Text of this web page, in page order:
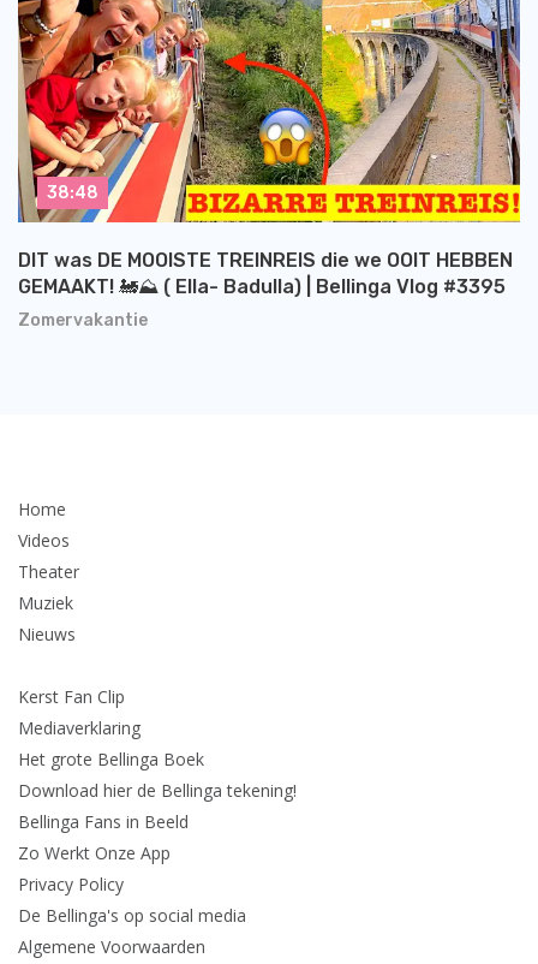
Zomervakantie
DIT was DE MOOISTE TREINREIS die we OOIT HEBBEN
GEMAAKT! 🚂⛰️ ( Ella- Badulla) | Bellinga Vlog #3395
38:48
Home
Videos
Theater
Muziek
Nieuws
Kerst Fan Clip
Mediaverklaring
Het grote Bellinga Boek
Download hier de Bellinga tekening!
Bellinga Fans in Beeld
Zo Werkt Onze App
Privacy Policy
De Bellinga's op social media
Algemene Voorwaarden